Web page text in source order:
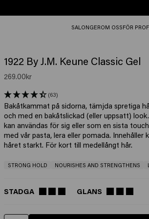
SALONGEROM OSSFÖR
1922 By J.M. Keune Classic Gel
269.00kr
(63)
Bakåtkammat på sidorna, tämjda spretiga
och med en bakåtslickad (eller uppsatt)
kan användas för sig eller som en sista
med vår pasta, lera eller pomada. Innehåller
håret starkt. För kort till medellångt hår.
STRONG HOLD NOURISHES AND STRENGTHENS
STADGA GLANS